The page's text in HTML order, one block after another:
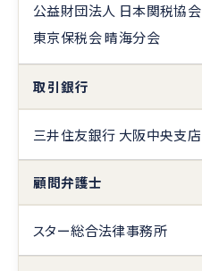
公益財団法人 日本関税協会
東京保税会 晴海分会
取引銀行
三井住友銀行 大阪中央支店
顧問弁護士
スター総合法律事務所